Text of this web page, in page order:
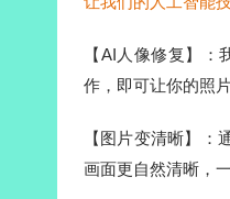
【AI人像修复】
作，即可让你的照
【图片变清晰】
画面更自然清晰，